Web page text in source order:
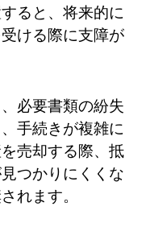
ると、将来的に
ける際に支障が
必要書類の紛失
手続きが複雑に
売却する際、抵
つかりにくくな
れます。